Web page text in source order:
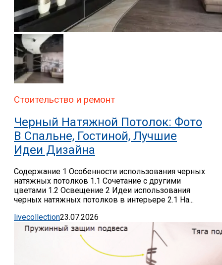
Стоительство и ремонт
Черный Натяжной Потолок: Фото
В Спальне, Гостиной, Лучшие
Идеи Дизайна
Содержание 1 Особенности использования черных
натяжных потолков 1.1 Сочетание с другими
цветами 1.2 Освещение 2 Идеи использования
черных натяжных потолков в интерьере 2.1 На...
livecollection23.07.2026